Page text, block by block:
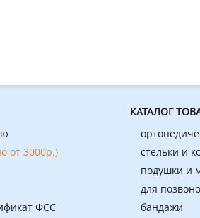
от 3000р.)
ФСС
КАТАЛОГ
стельки и
подушки и
для
бандажи